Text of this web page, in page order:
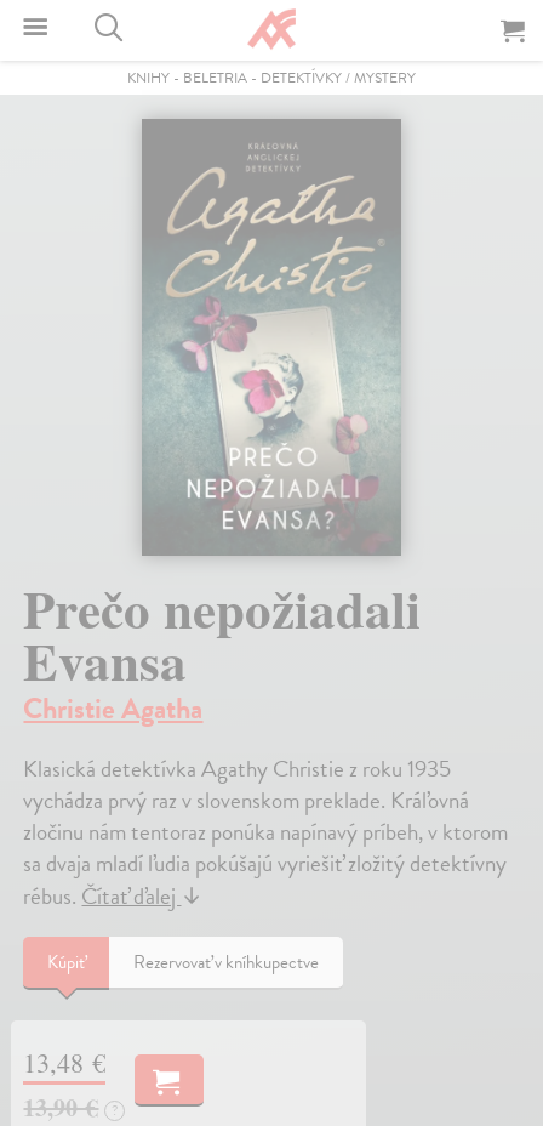
KNIHY - BELETRIA - DETEKTÍVKY / MYSTERY
Prečo nepožiadali
Evansa
Christie Agatha
Klasická detektívka Agathy Christie z roku 1935
vychádza prvý raz v slovenskom preklade. Kráľovná
zločinu nám tentoraz ponúka napínavý príbeh, v ktorom
sa dvaja mladí ľudia pokúšajú vyriešiť zložitý detektívny
rébus. Čítať ďalej ↓
Kúpiť Rezervovať v kníhkupectve
13,48 €
13,90 €
?